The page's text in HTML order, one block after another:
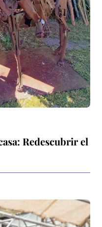
Redescubrir el